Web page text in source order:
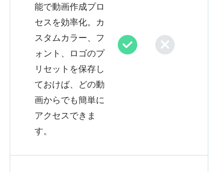
能で動画作成プロ
セスを効率化。カ
スタムカラー、フ
ォント、ロゴのプ
リセットを保存し
ておけば、どの動
画からでも簡単に
アクセスできま
す。